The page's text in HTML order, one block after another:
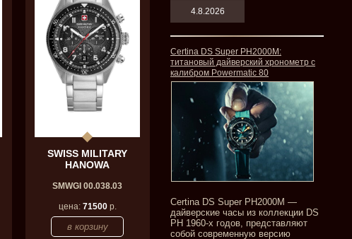
4.8.2026
Certina DS Super PH2000M:
титановый дайверский хронометр с
калибром Powermatic 80
Certina DS Super PH2000M —
дайверские часы из коллекции DS
PH 1960-х годов, представляют
собой современную версию
SWISS MILITARY
HANOWA
SMWGI 00.038.03
цена: 71500р.